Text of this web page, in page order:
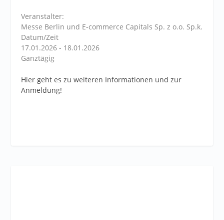
Veranstalter:
Messe Berlin und E-commerce Capitals Sp. z o.o. Sp.k.
Datum/Zeit
17.01.2026 - 18.01.2026
Ganztägig
Hier geht es zu weiteren Informationen und zur
Anmeldung!